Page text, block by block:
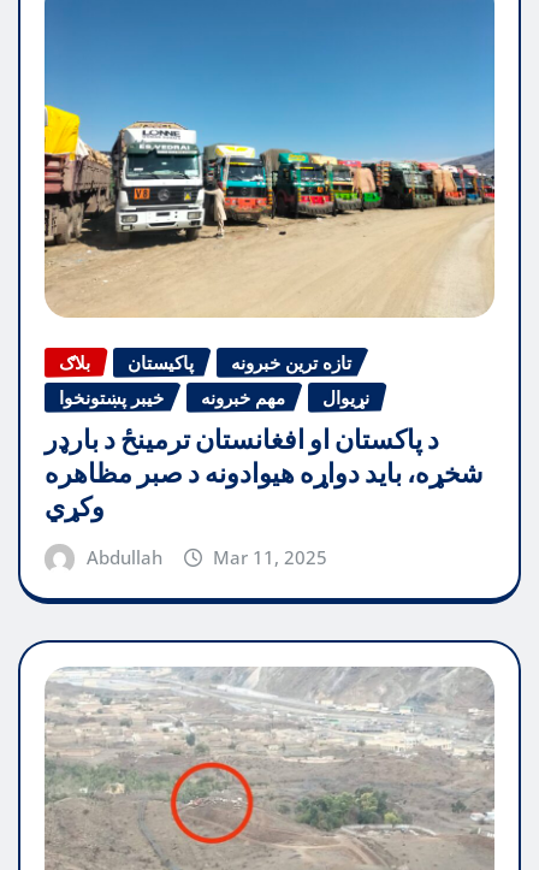
بلاګ پاکیستان
تازه ترین خبرونه
خیبر پښتونخوا
مهم خبرونه نړیوال
د پاکستان او افغانستان ترمینځ د بارډر
شخړه، باید دواړه هیوادونه د صبر مظاهره
وکړي
Abdullah Mar 11, 2025